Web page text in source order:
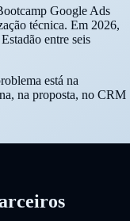
Google Ads
técnica. Em 2026,
entre seis
está na
na proposta, no CRM